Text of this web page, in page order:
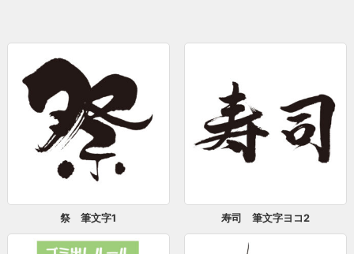
祭 筆文字1 寿司 筆文字ヨコ2